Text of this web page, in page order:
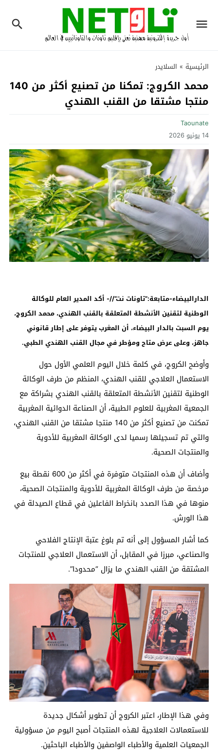
الرئيسية » السلايدر
محمد الكروج: تمكنا من تصنيع أكثر من 140
منتجا مشتقا من القنب الهندي
Taounate
14 يونيو 2026
الدارالبيضاء-متابعة:”تاونات نت”//- أكد المدير العام للوكالة
الوطنية لتقنين الأنشطة المتعلقة بالقنب الهندي، محمد الكروج،
يوم السبت بالدار البيضاء، أن المغرب يتوفر على إطار قانوني
جاهز، وعلى عرض متاح ومؤطر في مجال القنب الهندي الطبي.
وأوضح الكروج، في كلمة خلال اليوم العلمي الأول حول
الاستعمال العلاجي للقنب الهندي، المنظم من طرف الوكالة
الوطنية لتقنين الأنشطة المتعلقة بالقنب الهندي بشراكة مع
الجمعية المغربية للعلوم الطبية، أن الصناعة الدوائية المغربية
تمكنت من تصنيع أكثر من 140 منتجا مشتقا من القنب الهندي،
والتي تم تسجيلها رسميا لدى الوكالة المغربية للأدوية
والمنتجات الصحية.
وأضاف أن هذه المنتجات متوفرة في أكثر من 600 نقطة بيع
مرخصة من طرف الوكالة المغربية للأدوية والمنتجات الصحية،
منوها في هذا الصدد بانخراط الفاعلين في قطاع الصيدلة في
هذا الورش.
كما أشار المسؤول إلى أنه تم بلوغ عتبة الإنتاج الفلاحي
والصناعي، مبرزا في المقابل، أن الاستعمال العلاجي للمنتجات
المشتقة من القنب الهندي ما يزال “محدودا”.
وفي هذا الإطار، اعتبر الكروج أن تطوير أشكال جديدة
للاستعمالات العلاجية لهذه المنتجات أصبح اليوم من مسؤولية
الجمعيات العلمية والأطباء الواصفين والأطباء الباحثين.